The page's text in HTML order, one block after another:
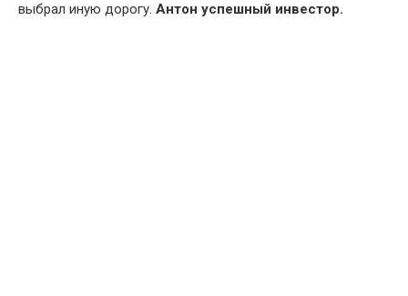
выбрал иную дорогу. Антон успешный инвестор.